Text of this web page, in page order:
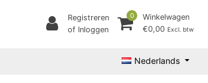
Registreren
of Inloggen
0
Winkelwagen
€0,00 Excl. btw
Nederlands